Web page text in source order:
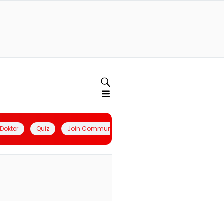
Quiz Join Community